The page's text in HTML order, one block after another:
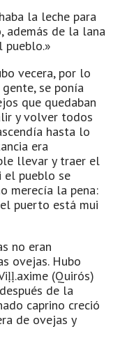
la leche para
además de la lana
vecera, por lo
se ponía
que quedaban
y volver todos
hasta lo
era
llevar y traer el
el pueblo se
merecía la pena:
puerto está mui
no eran
ovejas. Hubo
(Quirós)
de la
caprino creció
de ovejas y